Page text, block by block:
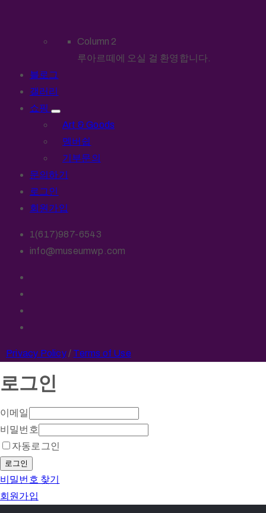
Column 2
루아르떼에 오실 걸 환영합니다.
블로그
갤러리
쇼핑
Art & Goods
멤버쉽
기부문의
문의하기
로그인
회원가입
1(617)987-6543
info@museumwp.com
Privacy Policy/ Terms of Use
로그인
이메일
비밀번호
자동로그인
로그인
비밀번호 찾기
회원가입